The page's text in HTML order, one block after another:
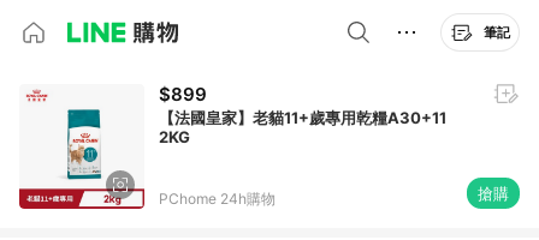
筆記
$899
【法國皇家】老貓11+歲專用乾糧A30+11
2KG
PChome 24h購物 搶購